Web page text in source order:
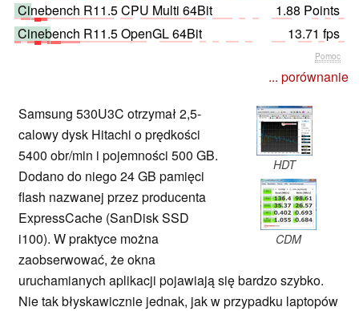
Cinebench R11.5 CPU Multi 64Bit
1.88 Points
Cinebench R11.5 OpenGL 64Bit
13.71 fps
Pomoc
... porównanie
HDT
CDM
Samsung 530U3C otrzymał 2,5-
calowy dysk Hitachi o prędkości
5400 obr/min i pojemności 500 GB.
Dodano do niego 24 GB pamięci
flash nazwanej przez producenta
ExpressCache (SanDisk SSD
i100). W praktyce można
zaobserwować, że okna
uruchamianych aplikacji pojawiają się bardzo szybko.
Nie tak błyskawicznie jednak, jak w przypadku laptopów